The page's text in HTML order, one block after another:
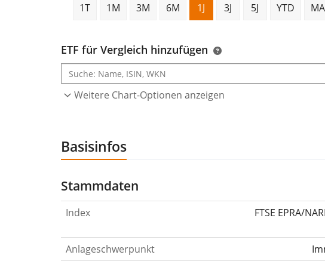
1T 1M 3M 6M 1J 3J 5J YTD
ETF für Vergleich hinzufügen
Weitere Chart-Optionen anzeigen
Basisinfos
Stammdaten
Index
FTSE EPRA/
Anlageschwerpunkt